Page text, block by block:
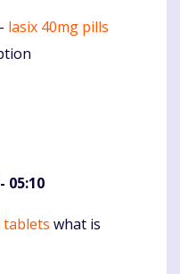
lasix 40mg pills
05:10
what is